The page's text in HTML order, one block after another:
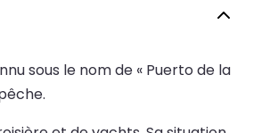
sous le nom de « Puerto de la